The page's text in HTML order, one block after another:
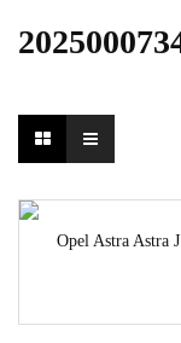
Opel Astra Astra